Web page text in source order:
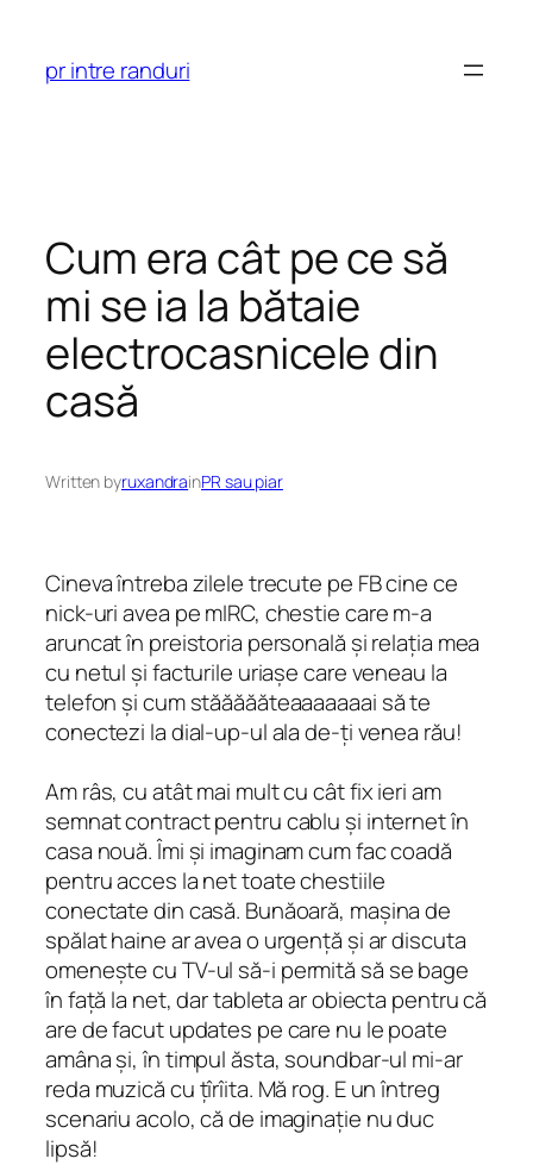
content
pr intre randuri
Cum era cât pe ce să
mi se ia la bătaie
electrocasnicele din
casă
Written byruxandrainPR sau piar
Cineva întreba zilele trecute pe FB cine ce
nick-uri avea pe mIRC, chestie care m-a
aruncat în preistoria personală și relația mea
cu netul și facturile uriașe care veneau la
telefon și cum stăăăăăteaaaaaaai să te
conectezi la dial-up-ul ala de-ți venea rău!
Am râs, cu atât mai mult cu cât fix ieri am
semnat contract pentru cablu și internet în
casa nouă. Îmi și imaginam cum fac coadă
pentru acces la net toate chestiile
conectate din casă. Bunăoară, mașina de
spălat haine ar avea o urgență și ar discuta
omeneștecu TV-ul să-i permită să se bage
în față la net, dar tableta ar obiecta pentru că
are de facut updates pe care nu le poate
amâna și, în timpul ăsta, soundbar-ul mi-ar
reda muzică cu țîrîita. Mă rog. E un întreg
scenariu acolo, că de imaginație nu duc
lipsă!